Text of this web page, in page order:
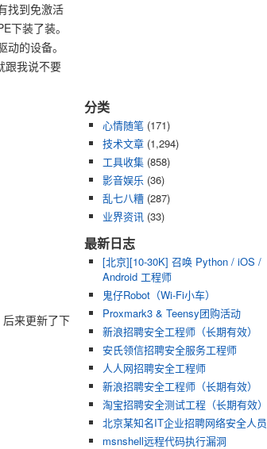
找到免激活
下装了装。
的设备。
我说不要
来更新了下
分类
心情随笔 (171)
技术文章 (1,294)
工具收集 (858)
影音娱乐 (36)
乱七八糟 (287)
业界资讯 (33)
最新日志
[北京][10-30K] 召唤 Python / iOS /
Android 工程师
鬼仔Robot（Wi-Fi小车）
Proxmark3 & Teensy团购活动
新浪招聘安全工程师（长期有效）
安氏领信招聘安全服务工程师
人人网招聘安全工程师
新浪招聘安全工程师（长期有效）
淘宝招聘安全测试工程（长期有效）
北京某知名IT企业招聘网络安全人员
msnshell远程代码执行漏洞